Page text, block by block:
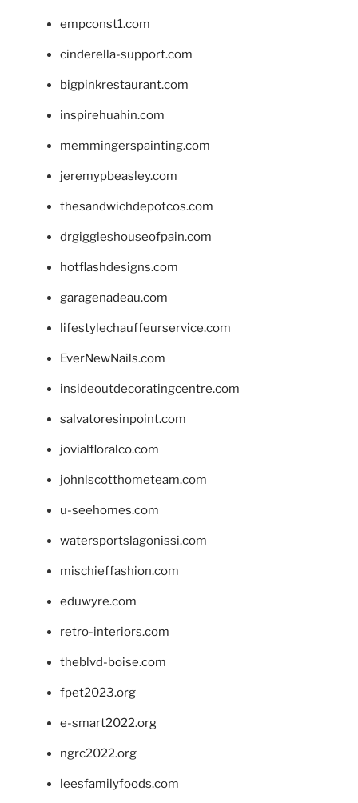
empconst1.com
cinderella-support.com
bigpinkrestaurant.com
inspirehuahin.com
memmingerspainting.com
jeremypbeasley.com
thesandwichdepotcos.com
drgiggleshouseofpain.com
hotflashdesigns.com
garagenadeau.com
lifestylechauffeurservice.com
EverNewNails.com
insideoutdecoratingcentre.com
salvatoresinpoint.com
jovialfloralco.com
johnlscotthometeam.com
u-seehomes.com
watersportslagonissi.com
mischieffashion.com
eduwyre.com
retro-interiors.com
theblvd-boise.com
fpet2023.org
e-smart2022.org
ngrc2022.org
leesfamilyfoods.com